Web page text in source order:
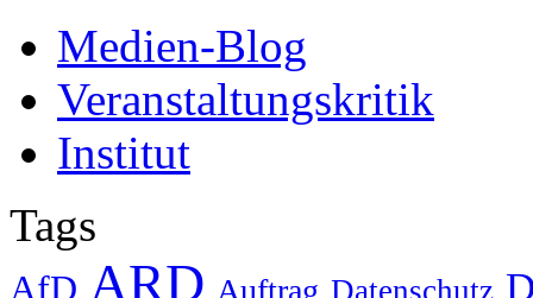
Medien-Blog
Veranstaltungskritik
Institut
Tags
AfD ARD Auftrag Datenschutz